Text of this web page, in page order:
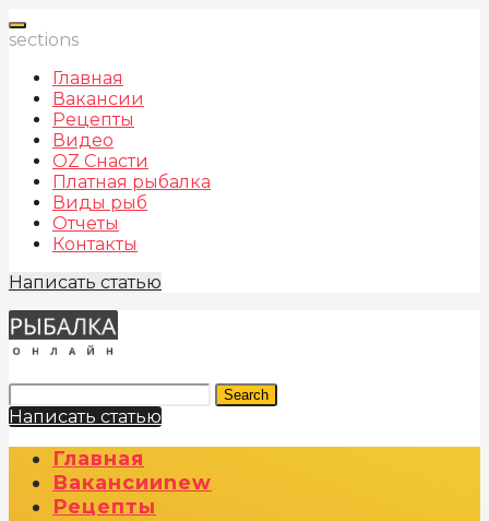
sections
Главная
Вакансии
Рецепты
Видео
OZ Снасти
Платная рыбалка
Виды рыб
Отчеты
Контакты
Написать статью
Search
Написать статью
Главная
ВакансииNew
Рецепты